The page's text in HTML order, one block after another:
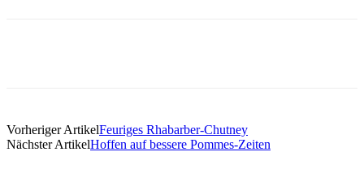
Vorheriger ArtikelFeuriges Rhabarber-Chutney
Nächster ArtikelHoffen auf bessere Pommes-Zeiten